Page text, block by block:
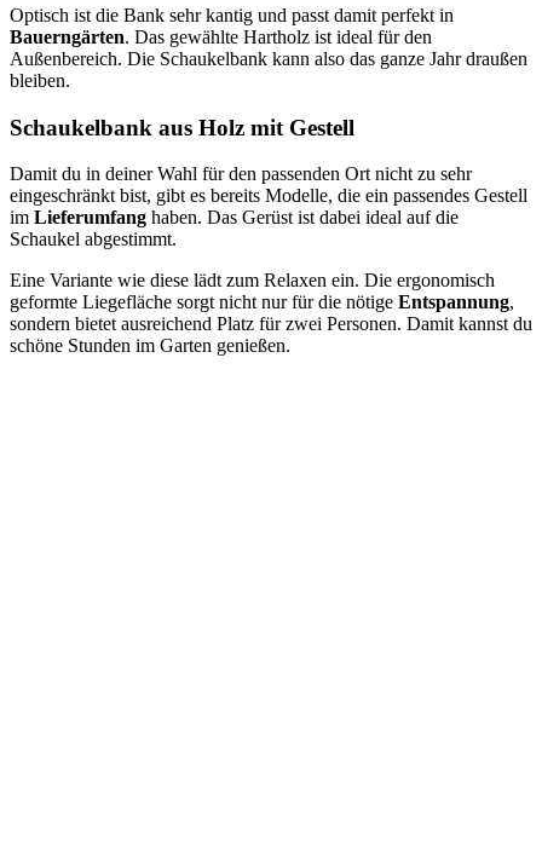
Optisch ist die Bank sehr kantig und passt damit perfekt in
Bauerngärten. Das gewählte Hartholz ist ideal für den
Außenbereich. Die Schaukelbank kann also das ganze Jahr draußen
bleiben.
Schaukelbank aus Holz mit Gestell
Damit du in deiner Wahl für den passenden Ort nicht zu sehr
eingeschränkt bist, gibt es bereits Modelle, die ein passendes Gestell
im Lieferumfang haben. Das Gerüst ist dabei ideal auf die
Schaukel abgestimmt.
Eine Variante wie diese lädt zum Relaxen ein. Die ergonomisch
geformte Liegefläche sorgt nicht nur für die nötige Entspannung,
sondern bietet ausreichend Platz für zwei Personen. Damit kannst du
schöne Stunden im Garten genießen.